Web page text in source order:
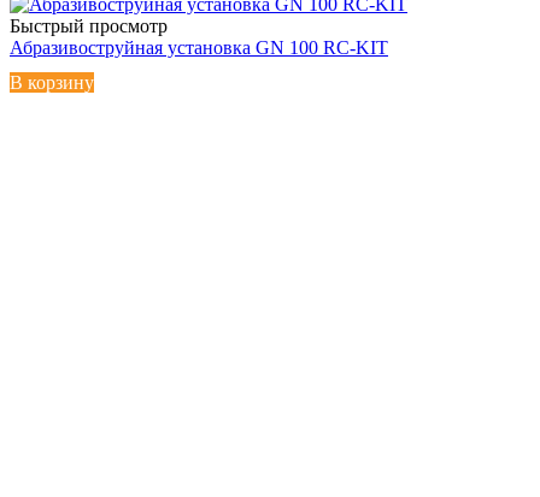
Быстрый просмотр
Абразивоструйная установка GN 100 RC-KIT
В корзину